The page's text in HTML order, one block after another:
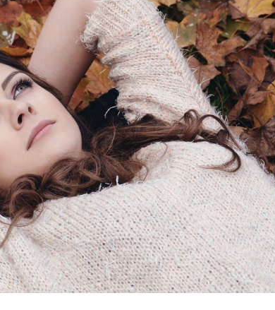
Tahinli
Kahve
4 Ağustos 2024
Cafe Crown’dan İlk ve Tek: Tahinli
Kahve